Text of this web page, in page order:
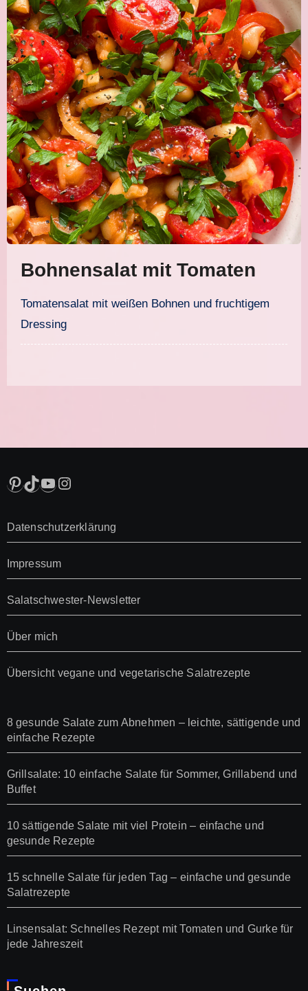
Bohnensalat mit Tomaten
Tomatensalat mit weißen Bohnen und fruchtigem
Dressing
Pinterest
TikTok
YouTube
Instagram
Datenschutzerklärung
Impressum
Salatschwester-Newsletter
Über mich
Übersicht vegane und vegetarische Salatrezepte
8 gesunde Salate zum Abnehmen – leichte, sättigende und
einfache Rezepte
Grillsalate: 10 einfache Salate für Sommer, Grillabend und
Buffet
10 sättigende Salate mit viel Protein – einfache und
gesunde Rezepte
15 schnelle Salate für jeden Tag – einfache und gesunde
Salatrezepte
Linsensalat: Schnelles Rezept mit Tomaten und Gurke für
jede Jahreszeit